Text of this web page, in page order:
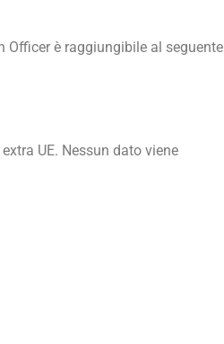
Officer è raggiungibile al seguente
UE. Nessun dato viene